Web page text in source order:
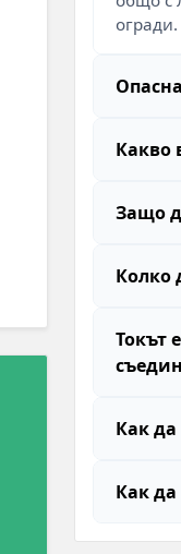
Какво
Защо
Колко
Токът
Как
Как да